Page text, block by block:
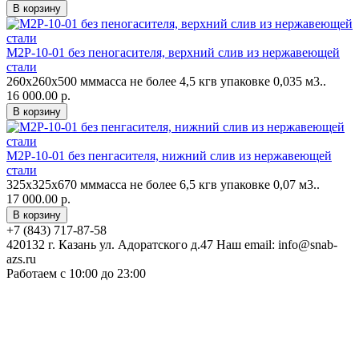
М2Р-10-01 без пеногасителя, верхний слив из нержавеющей
стали
260х260х500 мммасса не более 4,5 кгв упаковке 0,035 м3..
16 000.00 р.
М2Р-10-01 без пенгасителя, нижний слив из нержавеющей
стали
325х325x670 мммасса не более 6,5 кгв упаковке 0,07 м3..
17 000.00 р.
+7 (843) 717-87-58
420132 г. Казань ул. Адоратского д.47 Наш email: info@snab-
azs.ru
Работаем с 10:00 до 23:00